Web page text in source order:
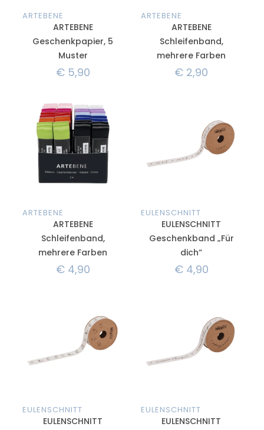
ARTEBENE
ARTEBENE
Geschenkpapier, 5
Muster
€5,90
ARTEBENE
ARTEBENE
Schleifenband,
mehrere Farben
€ 2,90
ARTEBENE
ARTEBENE
Schleifenband,
mehrere Farben
€4,90
EULENSCHNITT
EULENSCHNITT
Geschenkband „Für
dich“
€4,90
EULENSCHNITT
EULENSCHNITT
EULENSCHNITT
EULENSCHNITT